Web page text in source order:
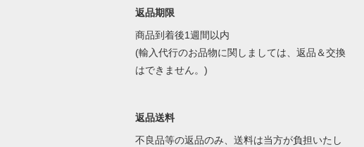
返品期限
商品到着後1週間以内
(輸入代行のお品物に関しましては、返品＆交換
はできません。)
返品送料
不良品等の返品のみ、送料は当方が負担いたし